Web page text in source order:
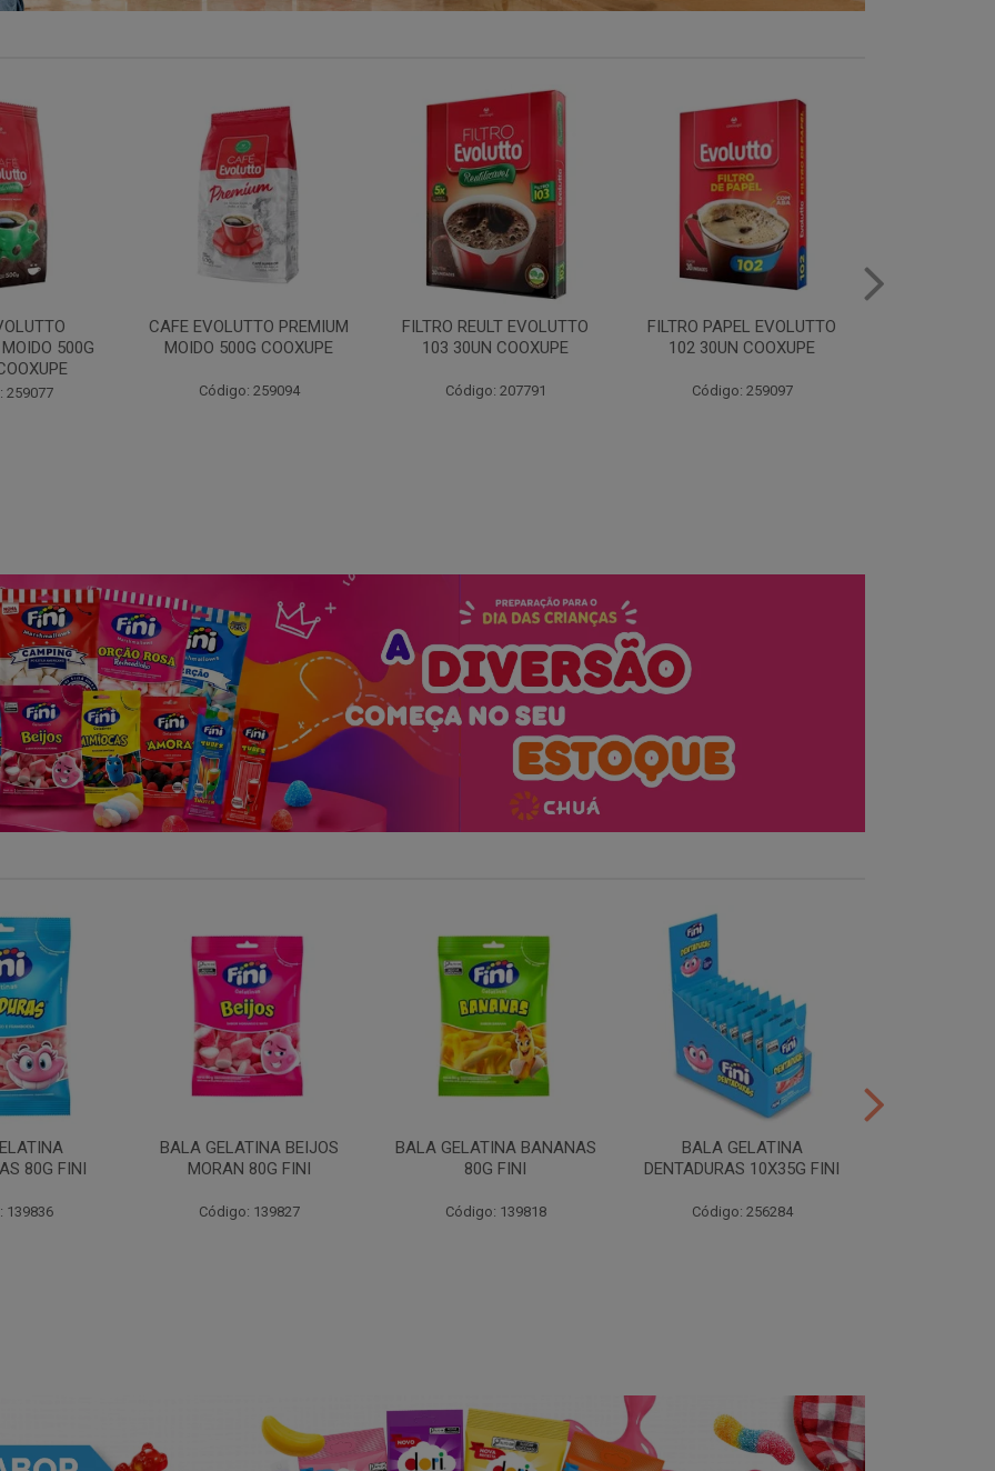
PREMIUM
500G COOXUPE
259094
FILTRO REULT EVOLUTTO
103 30UN COOXUPE
Código: 207791
FILTRO PAPEL EVOLUTTO
102 30UN COOXUPE
Código: 259097
FILTRO PAPEL EVOLUTTO
103 30UN COOXUPE
Código: 259098
80G FINI
139836
BALA GELATINA BEIJOS
MORAN 80G FINI
Código: 139827
BALA GELATINA BANANAS
80G FINI
Código: 139818
BALA GELATINA
DENTADURAS 10X35G FINI
Código: 256284